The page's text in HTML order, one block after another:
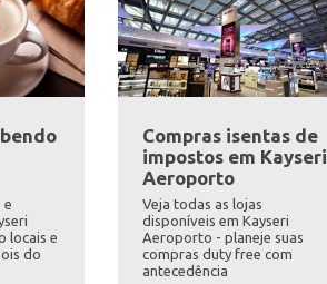
e
locais e
do
Compras isentas de
impostos em Kayseri
Aeroporto
Veja todas as lojas
disponíveis em Kayseri
Aeroporto - planeje suas
compras duty free com
antecedência